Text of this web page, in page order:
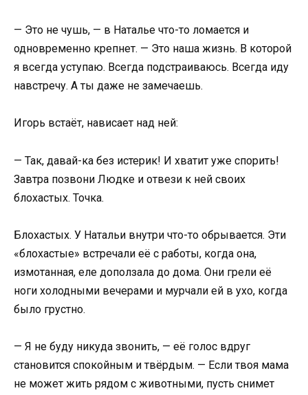
— Это не чушь, — в Наталье что-то ломается и
одновременно крепнет. — Это наша жизнь. В которой
я всегда уступаю. Всегда подстраиваюсь. Всегда иду
навстречу. А ты даже не замечаешь.
Игорь встаёт, нависает над ней:
— Так, давай-ка без истерик! И хватит уже спорить!
Завтра позвони Людке и отвези к ней своих
блохастых. Точка.
Блохастых. У Натальи внутри что-то обрывается. Эти
«блохастые» встречали её с работы, когда она,
измотанная, еле доползала до дома. Они грели её
ноги холодными вечерами и мурчали ей в ухо, когда
было грустно.
— Я не буду никуда звонить, — её голос вдруг
становится спокойным и твёрдым. — Если твоя мама
не может жить рядом с животными, пусть снимет